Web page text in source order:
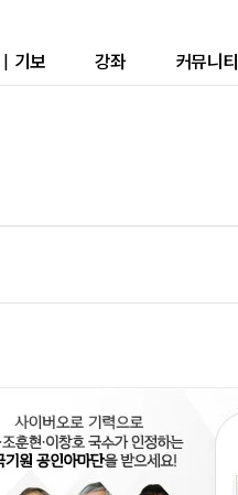
| 기보 강좌 커뮤니티